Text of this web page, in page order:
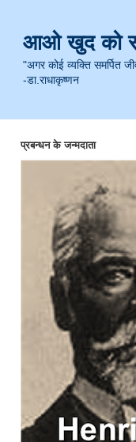
आओ खुद को
"अगर कोई व्यक्ति समर्पित
-डा.राधाकृष्णन
प्रबन्धन के जन्मदाता